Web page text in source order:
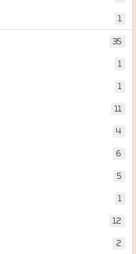
1
35
1
1
11
4
6
5
12
2